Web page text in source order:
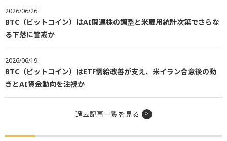
2026/06/26
BTC（ビットコイン）はAI関連株の調整と米雇用統計次第でさらな
る下落に警戒か
2026/06/19
BTC（ビットコイン）はETF需給改善が支え、米イラン合意後の動
きとAI資金動向を注視か
過去記事一覧を見る